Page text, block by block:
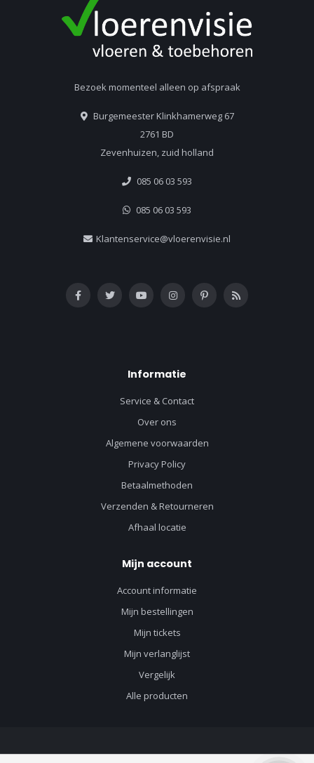
Bezoek momenteel alleen op afspraak
Burgemeester Klinkhamerweg 67
2761 BD
Zevenhuizen, zuid holland
085 06 03 593
085 06 03 593
Klantenservice@vloerenvisie.nl
Informatie
Service & Contact
Over ons
Algemene voorwaarden
Privacy Policy
Betaalmethoden
Verzenden & Retourneren
Afhaal locatie
Mijn account
Account informatie
Mijn bestellingen
Mijn tickets
Mijn verlanglijst
Vergelijk
Alle producten